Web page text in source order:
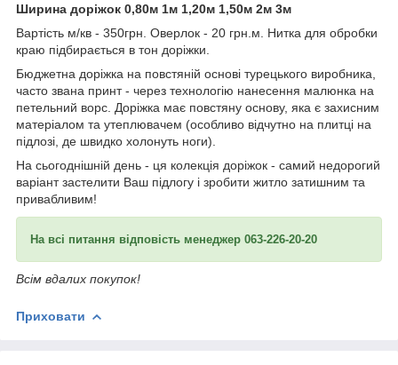
Ширина доріжок 0,80м 1м 1,20м 1,50м 2м 3м
Вартість м/кв - 350грн. Оверлок - 20 грн.м. Нитка для обробки
краю підбирається в тон доріжки.
Бюджетна доріжка на повстяній основі турецького виробника,
часто звана принт - через технологію нанесення малюнка на
петельний ворс. Доріжка має повстяну основу, яка є захисним
матеріалом та утеплювачем (особливо відчутно на плитці на
підлозі, де швидко холонуть ноги).
На сьогоднішній день - ця колекція доріжок - самий недорогий
варіант застелити Ваш підлогу і зробити житло затишним та
привабливим!
На всі питання відповість менеджер 063-226-20-20
Всім вдалих покупок!
Приховати